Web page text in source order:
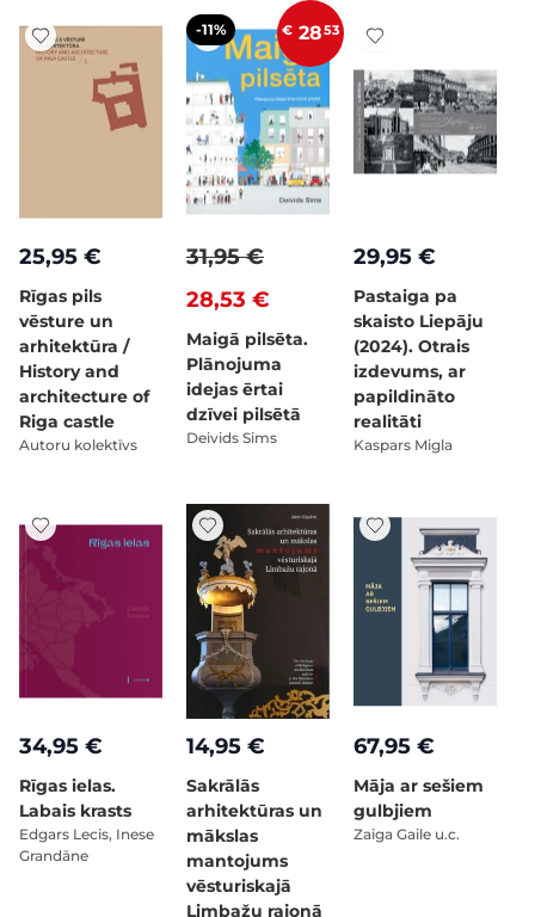
25,95 €
Rīgas pils
vēsture un
arhitektūra /
History and
architecture of
Riga castle
Autoru kolektīvs
-11% € 2853
28,53 €
31,95 €
Maigā pilsēta.
Plānojuma
idejas ērtai
dzīvei pilsētā
Deivids Sims
29,95 €
Pastaiga pa
skaisto Liepāju
(2024). Otrais
izdevums, ar
papildināto
realitāti
Kaspars Migla
34,95 €
Rīgas ielas.
Labais krasts
Edgars Lecis, Inese
Grandāne
14,95 €
Sakrālās
arhitektūras un
mākslas
mantojums
vēsturiskajā
Limbažu rajonā
67,95 €
Māja ar sešiem
gulbjiem
Zaiga Gaile u.c.